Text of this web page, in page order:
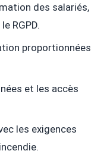
des salariés,
RGPD.
proportionnées
et les accès
les exigences